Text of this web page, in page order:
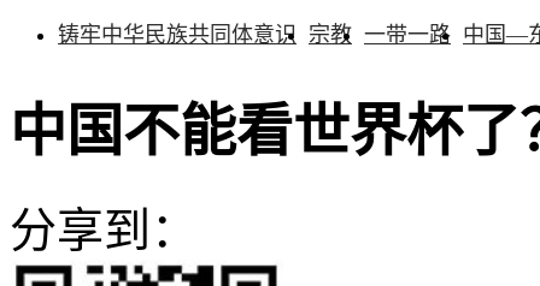
铸牢中华民族共同体意识 宗教 一带一路 中国—
中国不能看世界杯了
分享到：